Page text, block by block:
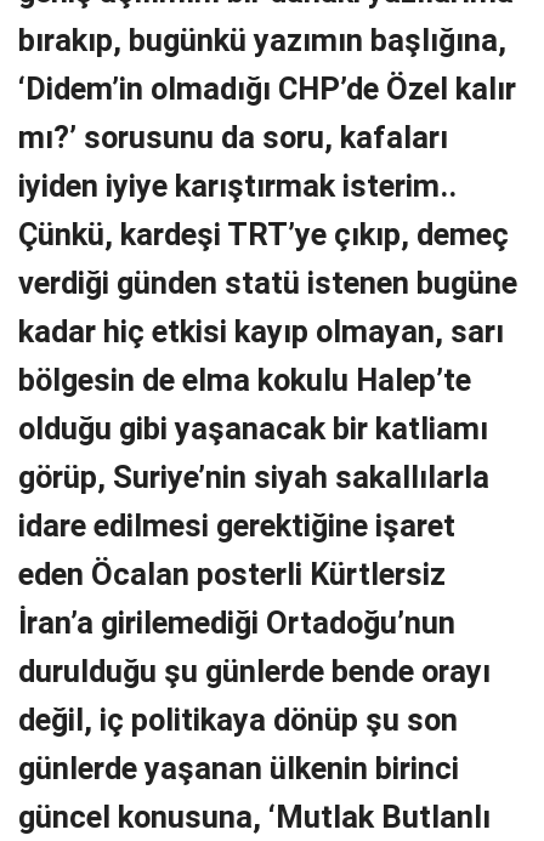
bırakıp, bugünkü yazımın başlığına,
‘Didem’in olmadığı CHP’de Özel kalır
mı?’ sorusunu da soru, kafaları
iyiden iyiye karıştırmak isterim..
Çünkü, kardeşi TRT’ye çıkıp, demeç
verdiği günden statü istenen bugüne
kadar hiç etkisi kayıp olmayan, sarı
bölgesin de elma kokulu Halep’te
olduğu gibi yaşanacak bir katliamı
görüp, Suriye’nin siyah sakallılarla
idare edilmesi gerektiğine işaret
eden Öcalan posterli Kürtlersiz
İran’a girilemediği Ortadoğu’nun
durulduğu şu günlerde bende orayı
değil, iç politikaya dönüp şu son
günlerde yaşanan ülkenin birinci
güncel konusuna, ‘Mutlak Butlanlı